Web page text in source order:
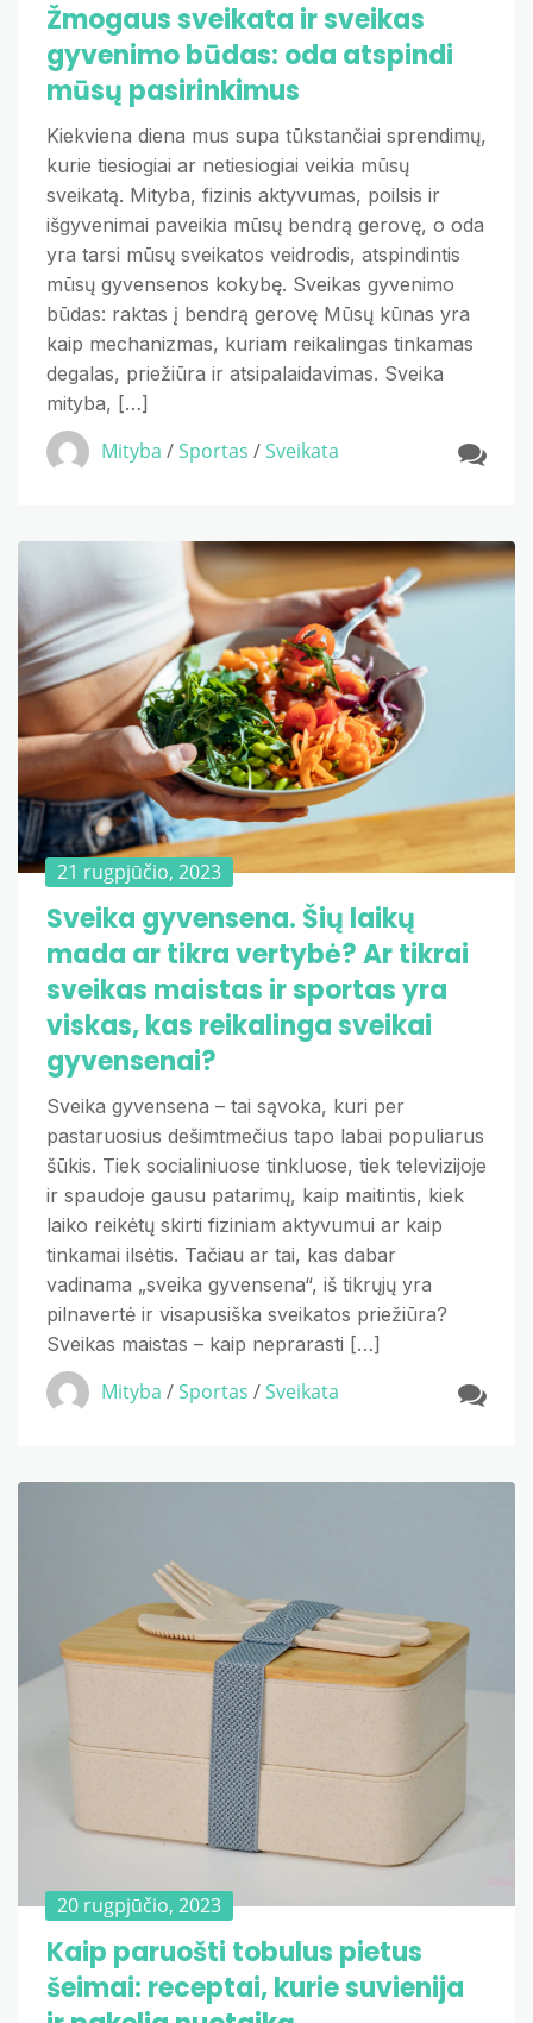
Žmogaus sveikata ir sveikas
gyvenimo būdas: oda atspindi
mūsų pasirinkimus
Kiekviena diena mus supa tūkstančiai sprendimų,
kurie tiesiogiai ar netiesiogiai veikia mūsų
sveikatą. Mityba, fizinis aktyvumas, poilsis ir
išgyvenimai paveikia mūsų bendrą gerovę, o oda
yra tarsi mūsų sveikatos veidrodis, atspindintis
mūsų gyvensenos kokybę. Sveikas gyvenimo
būdas: raktas į bendrą gerovę Mūsų kūnas yra
kaip mechanizmas, kuriam reikalingas tinkamas
degalas, priežiūra ir atsipalaidavimas. Sveika
mityba, […]
Mityba /Sportas /Sveikata
21 rugpjūčio, 2023
Sveika gyvensena. Šių laikų
mada ar tikra vertybė? Ar tikrai
sveikas maistas ir sportas yra
viskas, kas reikalinga sveikai
gyvensenai?
Sveika gyvensena – tai sąvoka, kuri per
pastaruosius dešimtmečius tapo labai populiarus
šūkis. Tiek socialiniuose tinkluose, tiek televizijoje
ir spaudoje gausu patarimų, kaip maitintis, kiek
laiko reikėtų skirti fiziniam aktyvumui ar kaip
tinkamai ilsėtis. Tačiau ar tai, kas dabar
vadinama „sveika gyvensena“, iš tikrųjų yra
pilnavertė ir visapusiška sveikatos priežiūra?
Sveikas maistas – kaip neprarasti […]
Mityba /Sportas /Sveikata
20 rugpjūčio, 2023
Kaip paruošti tobulus pietus
šeimai: receptai, kurie suvienija